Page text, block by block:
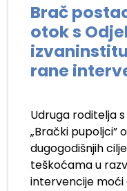
Brač
otok s
rane
Udruga roditelja
„Brački pupoljci”
dugogodišnjih
teškoćama u
intervencije